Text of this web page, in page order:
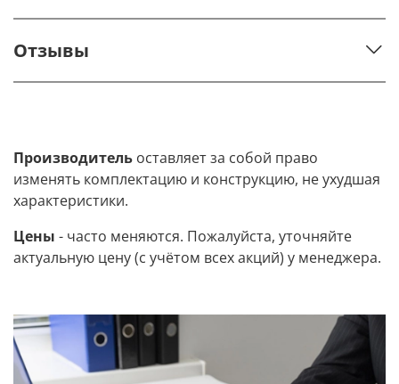
Отзывы
Производитель оставляет за собой право
изменять комплектацию и конструкцию, не ухудшая
характеристики.
Цены - часто меняются. Пожалуйста, уточняйте
актуальную цену (с учётом всех акций) у менеджера.